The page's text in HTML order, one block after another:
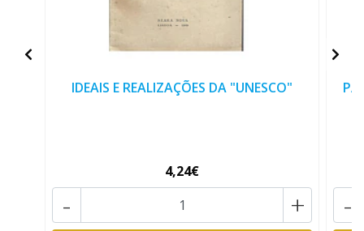
IDEAIS E REALIZAÇÕES DA "UNESCO"
4,24€
+
- -